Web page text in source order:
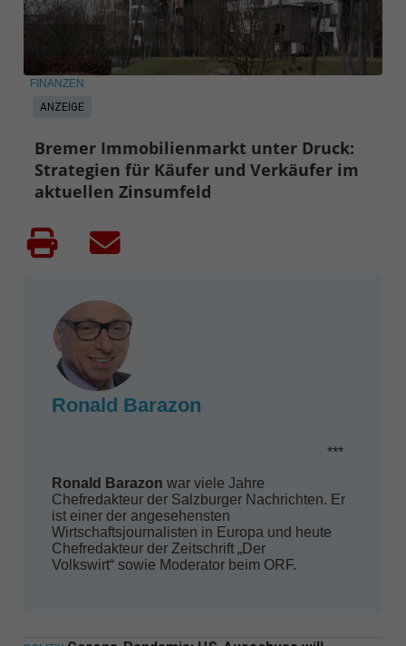
ANZEIGE
FINANZEN
Bremer Immobilienmarkt unter Druck:
Strategien für Käufer und Verkäufer im
aktuellen Zinsumfeld
Ronald Barazon
***
Ronald Barazon war viele Jahre
Chefredakteur der Salzburger Nachrichten. Er
ist einer der angesehensten
Wirtschaftsjournalisten in Europa und heute
Chefredakteur der Zeitschrift „Der
Volkswirt“ sowie Moderator beim ORF.